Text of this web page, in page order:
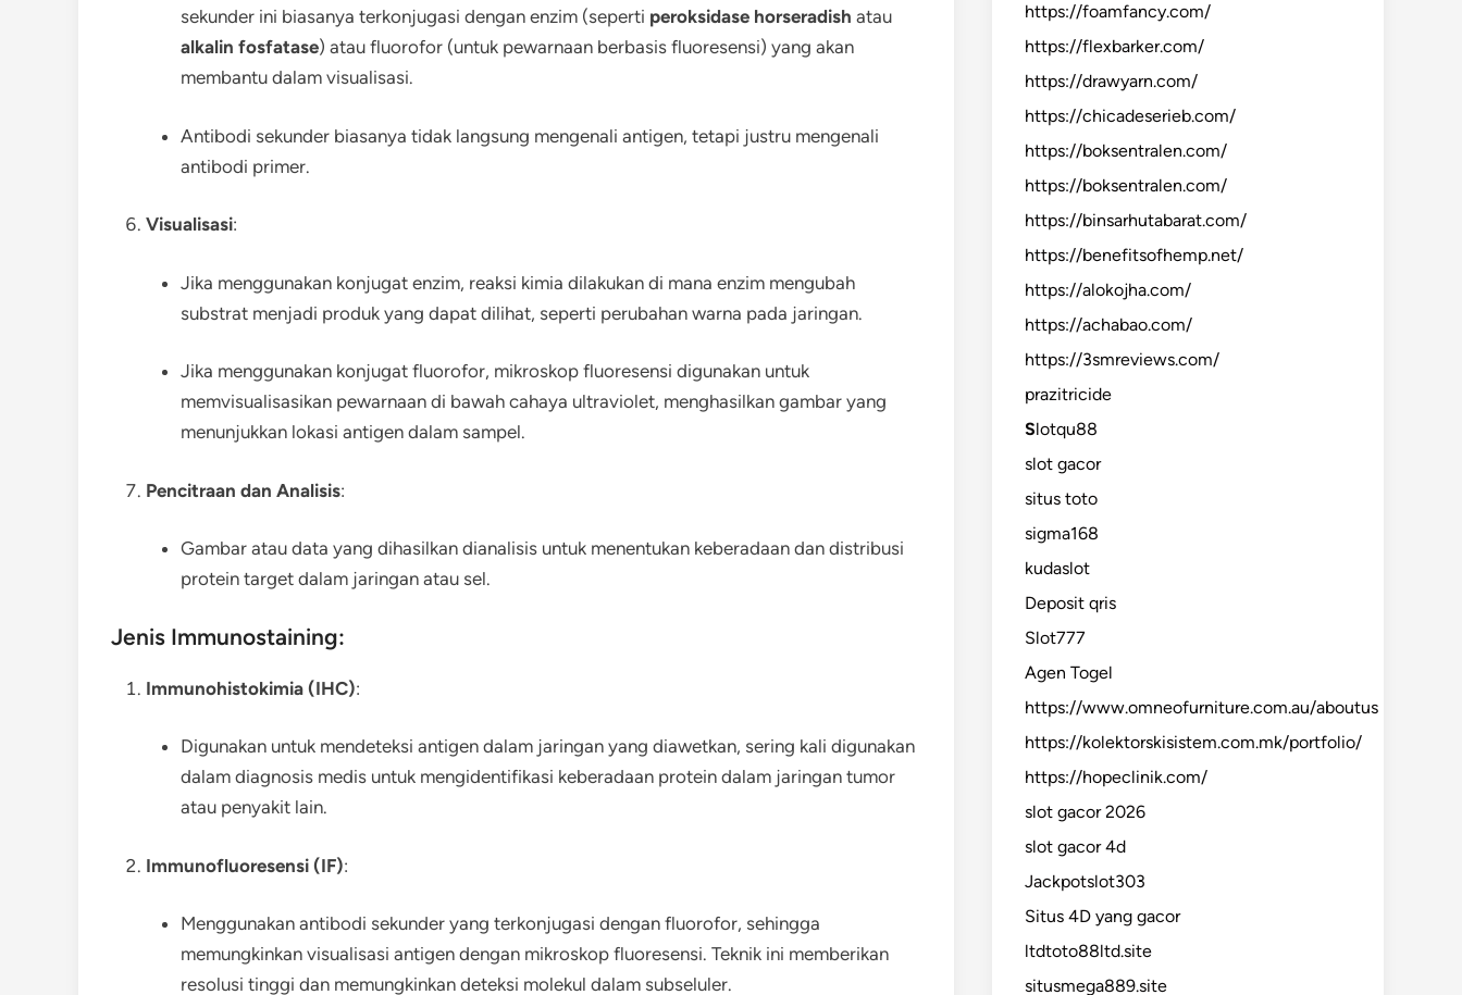
sekunder ini biasanya terkonjugasi dengan enzim (seperti peroksidase horseradish atau
alkalin fosfatase) atau fluorofor (untuk pewarnaan berbasis fluoresensi) yang akan
membantu dalam visualisasi.
Antibodi sekunder biasanya tidak langsung mengenali antigen, tetapi justru mengenali
antibodi primer.
Visualisasi:
Jika menggunakan konjugat enzim, reaksi kimia dilakukan di mana enzim mengubah
substrat menjadi produk yang dapat dilihat, seperti perubahan warna pada jaringan.
Jika menggunakan konjugat fluorofor, mikroskop fluoresensi digunakan untuk
memvisualisasikan pewarnaan di bawah cahaya ultraviolet, menghasilkan gambar yang
menunjukkan lokasi antigen dalam sampel.
Pencitraan dan Analisis:
Gambar atau data yang dihasilkan dianalisis untuk menentukan keberadaan dan distribusi
protein target dalam jaringan atau sel.
Jenis Immunostaining:
Immunohistokimia (IHC):
Digunakan untuk mendeteksi antigen dalam jaringan yang diawetkan, sering kali digunakan
dalam diagnosis medis untuk mengidentifikasi keberadaan protein dalam jaringan tumor
atau penyakit lain.
Immunofluoresensi (IF):
Menggunakan antibodi sekunder yang terkonjugasi dengan fluorofor, sehingga
memungkinkan visualisasi antigen dengan mikroskop fluoresensi. Teknik ini memberikan
resolusi tinggi dan memungkinkan deteksi molekul dalam subseluler.
https://foamfancy.com/
https://flexbarker.com/
https://drawyarn.com/
https://chicadeserieb.com/
https://boksentralen.com/
https://boksentralen.com/
https://binsarhutabarat.com/
https://benefitsofhemp.net/
https://alokojha.com/
https://achabao.com/
https://3smreviews.com/
prazitricide
Slotqu88
slot gacor
situs toto
sigma168
kudaslot
Deposit qris
Slot777
Agen Togel
https://www.omneofurniture.com.au/aboutus
https://kolektorskisistem.com.mk/portfolio/
https://hopeclinik.com/
slot gacor 2026
slot gacor 4d
Jackpotslot303
Situs 4D yang gacor
ltdtoto88ltd.site
situsmega889.site